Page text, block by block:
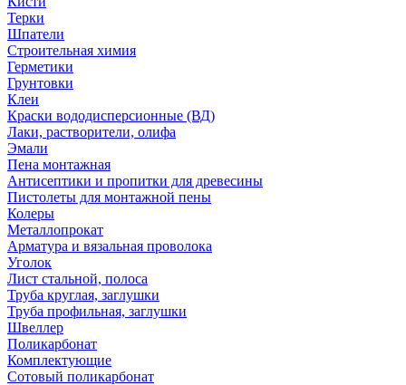
Терки
Шпатели
Строительная химия
Герметики
Грунтовки
Клеи
Краски вододисперсионные (ВД)
Лаки, растворители, олифа
Эмали
Пена монтажная
Антисептики и пропитки для древесины
Пистолеты для монтажной пены
Колеры
Металлопрокат
Арматура и вязальная проволока
Уголок
Лист стальной, полоса
Труба круглая, заглушки
Труба профильная, заглушки
Швеллер
Поликарбонат
Комплектующие
Сотовый поликарбонат